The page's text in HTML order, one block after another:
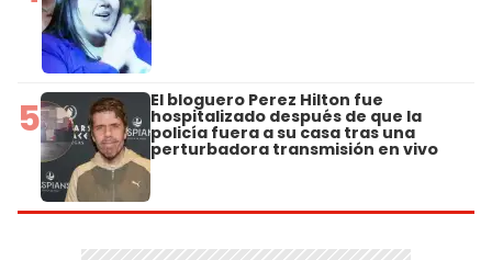
5 El bloguero Perez Hilton fue
hospitalizado después de que la
policía fuera a su casa tras una
perturbadora transmisión en vivo